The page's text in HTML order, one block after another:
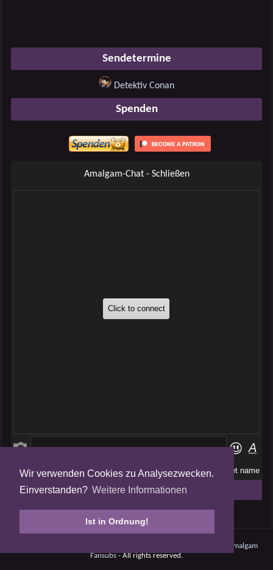
Wir verwenden Cookies zu Analysezwecken.
Einverstanden? Weitere Informationen
Ist in Ordnung!
Sendetermine
Detektiv Conan
Spenden
Amalgam-Chat - Schließen
Folge uns auf
Tweets by AmalgamFansubs
Amalgam
Fansubs- All rights reserved.